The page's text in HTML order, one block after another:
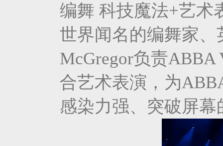
编舞 科技魔法+艺术
世界闻名的编舞家、
McGregor负责ABBA
合艺术表演，为
感染力强、突破屏幕